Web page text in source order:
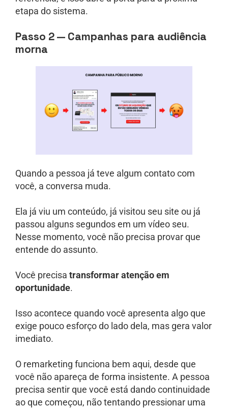
etapa do sistema.
Passo 2 — Campanhas para audiência
morna
Quando a pessoa já teve algum contato com
você, a conversa muda.
Ela já viu um conteúdo, já visitou seu site ou já
passou alguns segundos em um vídeo seu.
Nesse momento, você não precisa provar que
entende do assunto.
Você precisa transformar atenção em
oportunidade.
Isso acontece quando você apresenta algo que
exige pouco esforço do lado dela, mas gera valor
imediato.
O remarketing funciona bem aqui, desde que
você não apareça de forma insistente. A pessoa
precisa sentir que você está dando continuidade
ao que começou, não tentando pressionar uma